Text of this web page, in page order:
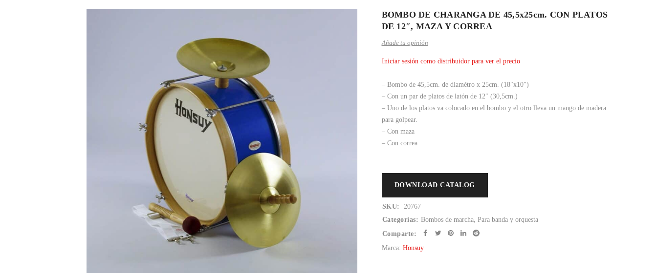
BOMBO DE CHARANGA DE 45,5x25cm. CON PLATOS
DE 12″, MAZA Y CORREA
Añade tu opinión
Iniciar sesión como distribuidor para ver el precio
– Bombo de 45,5cm. de diamétro x 25cm. (18″x10″)
– Con un par de platos de latón de 12″ (30,5cm.)
– Uno de los platos va colocado en el bombo y el otro lleva un mango de madera
para golpear.
– Con maza
– Con correa
DOWNLOAD CATALOG
SKU:
20767
Categorías: Bombos de marcha, Para banda y orquesta
Comparte:
Marca: Honsuy